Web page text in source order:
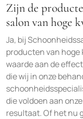
Zijn de
salon van hoge
Ja, bij
producten van
waarde aan de
die wij in onze
die voldoen aan
resultaat. Of het nu